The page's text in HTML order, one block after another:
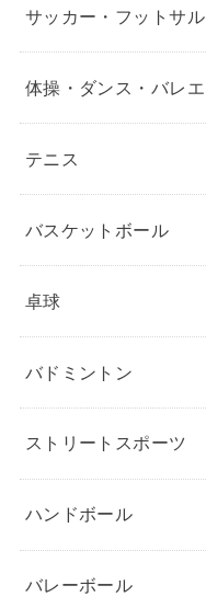
サッカー・フットサル
体操・ダンス・バレエ
テニス
バスケットボール
卓球
バドミントン
ストリートスポーツ
ハンドボール
バレーボール